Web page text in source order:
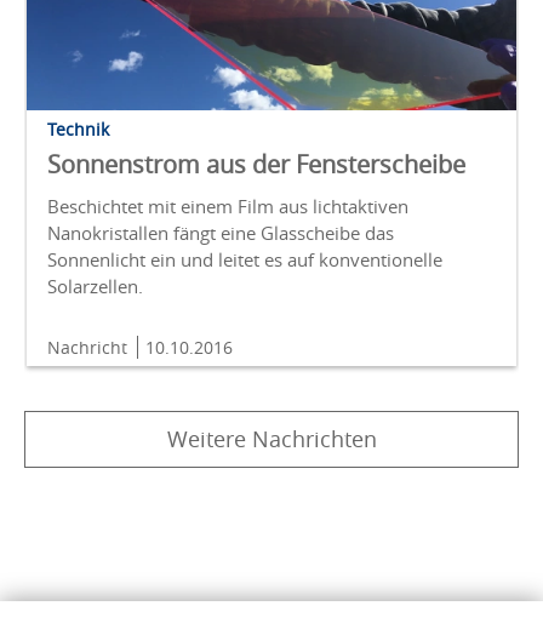
Technik
Sonnenstrom aus der Fensterscheibe
Beschichtet mit einem Film aus lichtaktiven
Nanokristallen fängt eine Glasscheibe das
Sonnenlicht ein und leitet es auf konventionelle
Solarzellen.
Nachricht 10.10.2016
Weitere Nachrichten